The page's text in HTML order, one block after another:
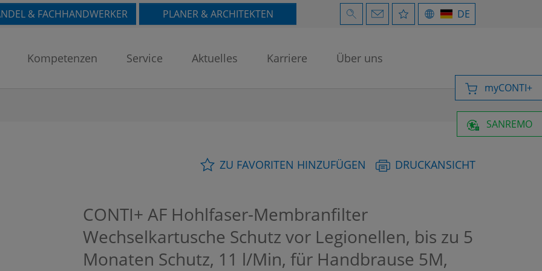
& FACHHANDWERKER PLANER & ARCHITEKTEN DE
Kompetenzen Service Aktuelles Karriere Über uns
SANREMO
myCONTI+
ZU FAVORITEN HINZUFÜGEN DRUCKANSICHT
CONTI+ AF Hohlfaser-Membranfilter
Wechselkartusche Schutz vor Legionellen, bis zu 5
Monaten Schutz, 11 l/Min, für Handbrause 5M,